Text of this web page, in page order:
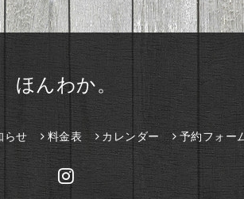
ほんわか。
らせ 料金表 カレンダー 予約フォー